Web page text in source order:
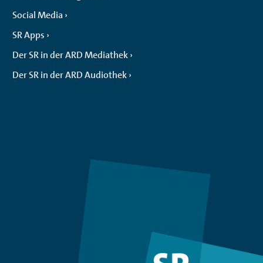
Social Media
SR Apps
Der SR in der ARD Mediathek
Der SR in der ARD Audiothek